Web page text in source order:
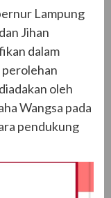
Lampung
Jihan
dalam
oleh
Wangsa pada
pendukung